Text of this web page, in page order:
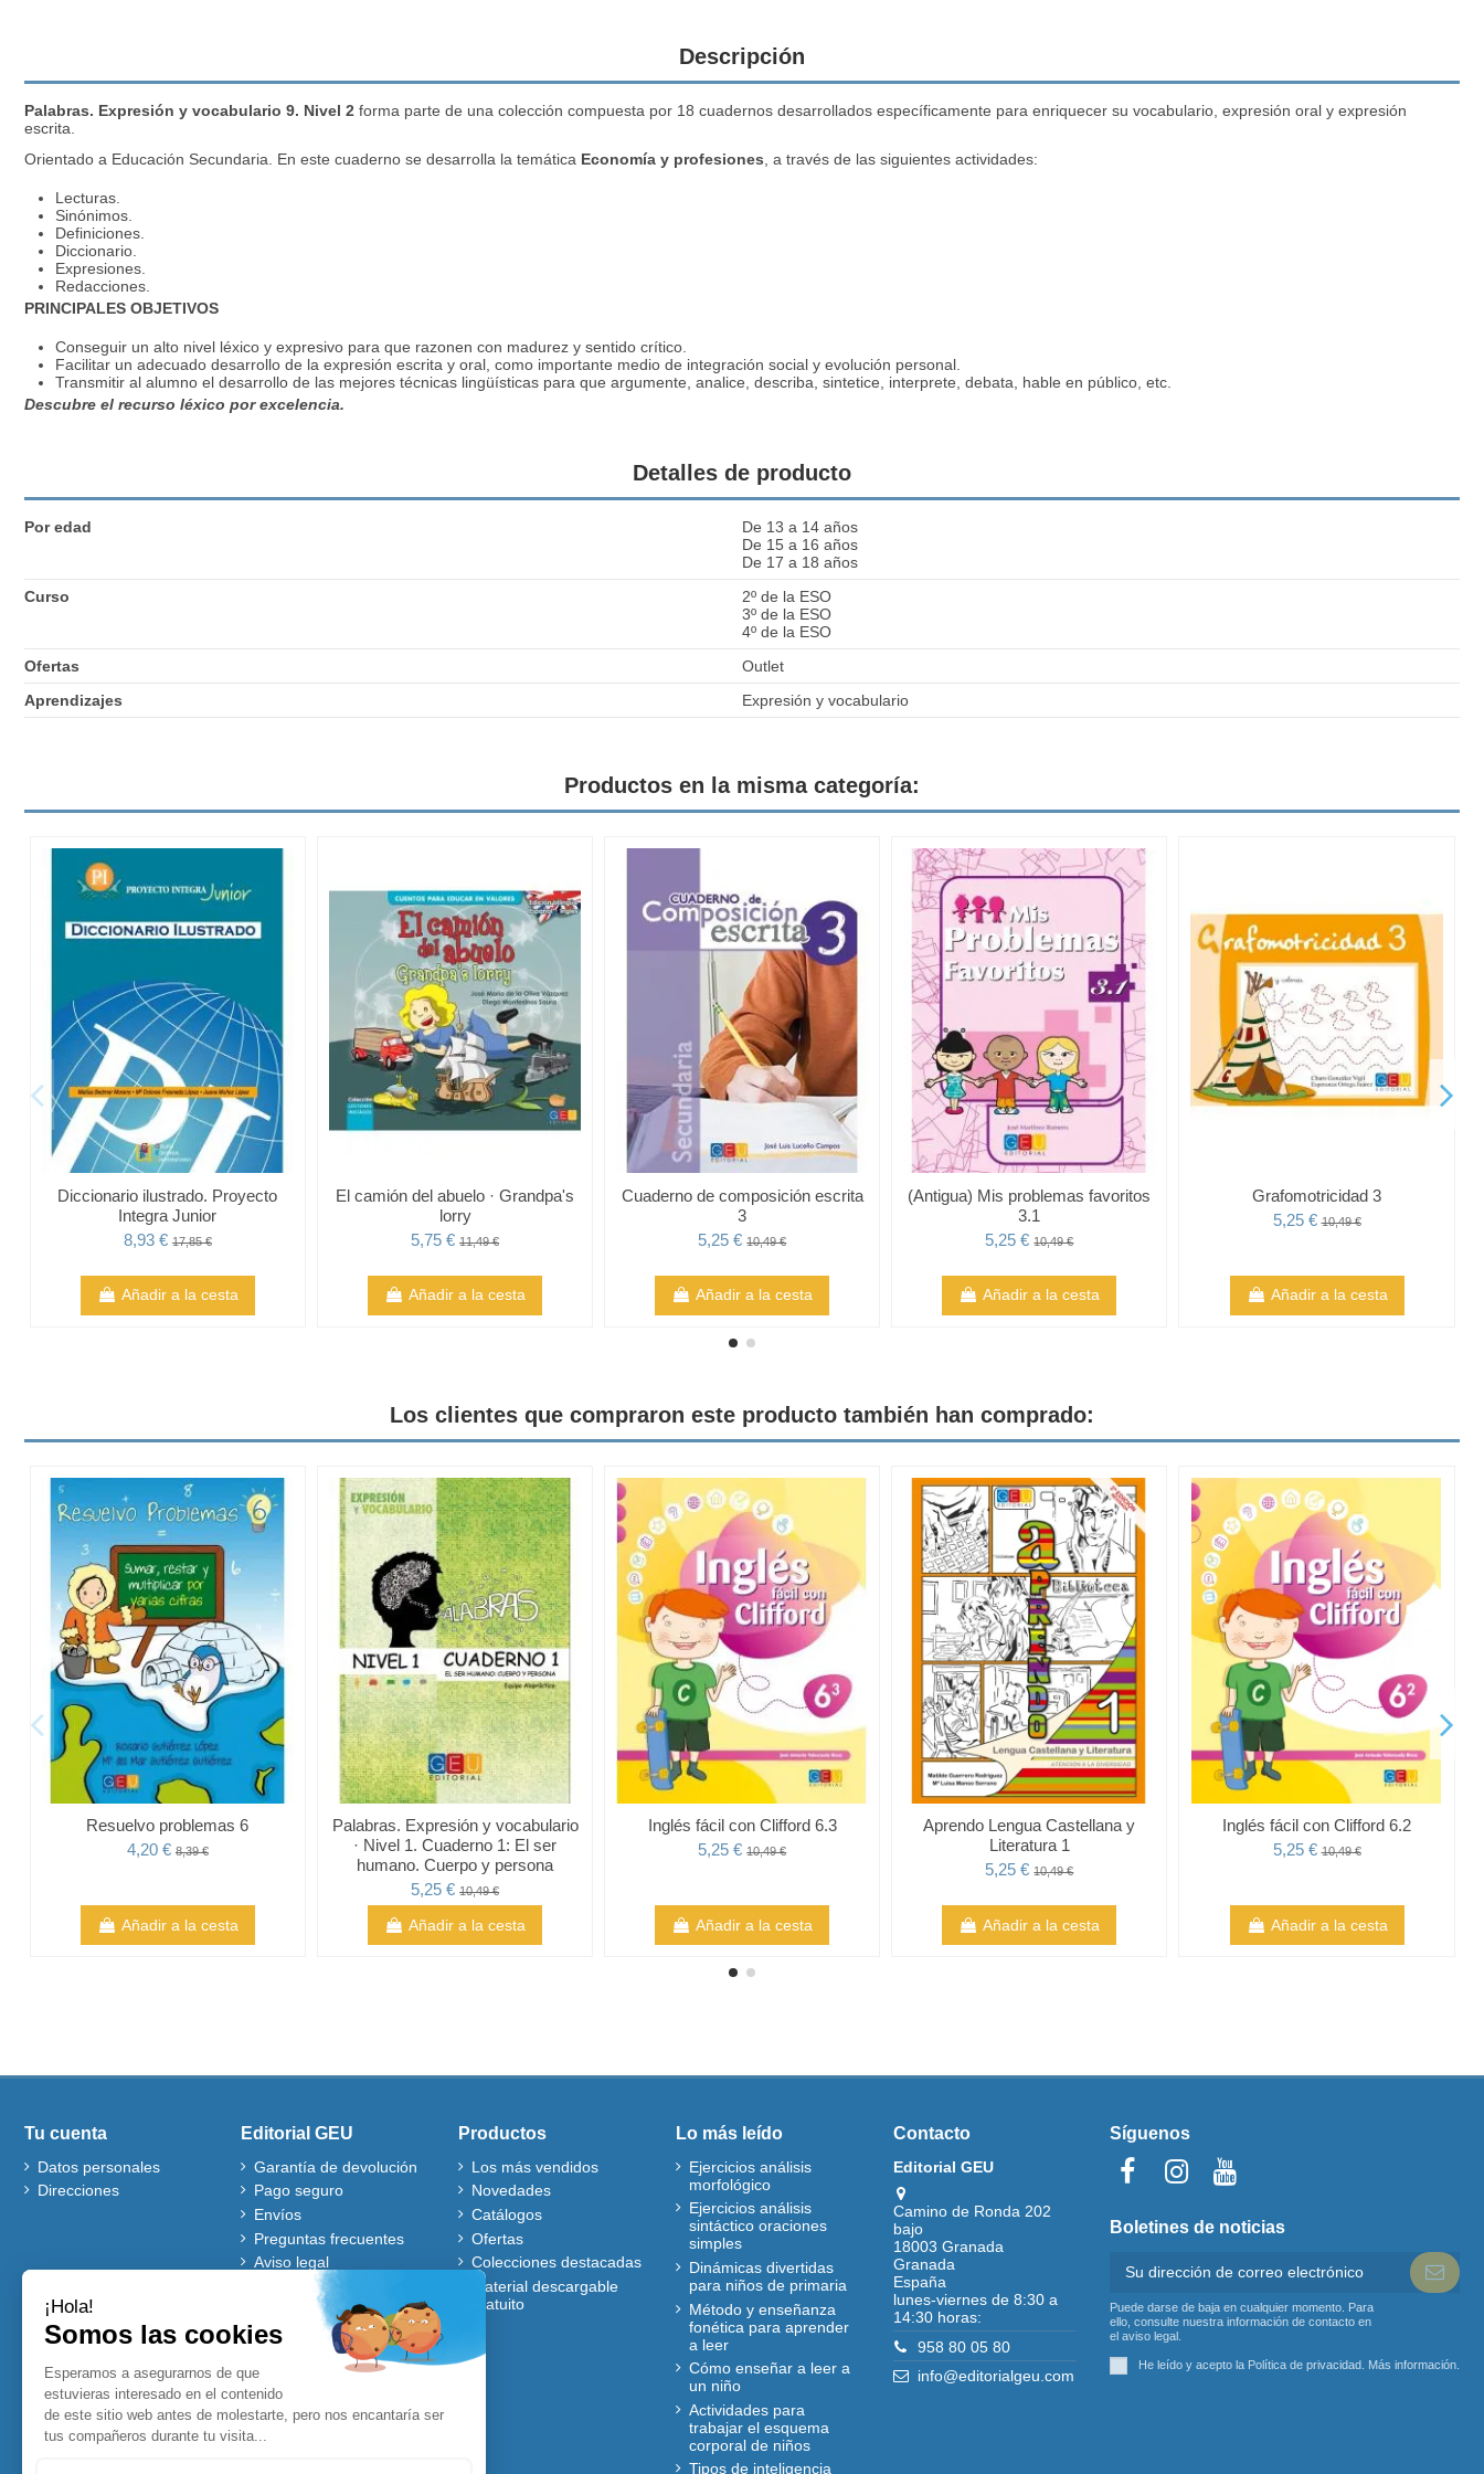
Descripción
Palabras. Expresión y vocabulario 9. Nivel 2forma parte de una colección compuesta por 18 cuadernos desarrollados específicamente para enriquecer su vocabulario, expresión oral y expresión
escrita.
Orientado a Educación Secundaria. En este cuaderno se desarrolla la temática Economía y profesiones , a través de las siguientes actividades:
Lecturas.
Sinónimos.
Definiciones.
Diccionario.
Expresiones.
Redacciones.
PRINCIPALES OBJETIVOS
Conseguir un alto nivel léxico y expresivopara que razonen con madurez y sentido crítico.
Facilitar un adecuado desarrollo de la expresión escrita y oral, como importante medio de integración social y evolución personal.
Transmitir al alumno el desarrollode las mejores técnicas lingüísticas para que argumente, analice, describa, sintetice, interprete, debata, hable en público, etc.
Descubre el recurso léxico por excelencia.
Detalles de producto
Por edad
De 13 a 14 años
De 15 a 16 años
De 17 a 18 años
Curso
2º de la ESO
3º de la ESO
4º de la ESO
Ofertas
Outlet
Aprendizajes
Expresión y vocabulario
Productos en la misma categoría:
Diccionario ilustrado. Proyecto
Integra Junior
8,93 € 17,85 €
Añadir a la cesta
El camión del abuelo · Grandpa's
lorry
5,75 € 11,49 €
Añadir a la cesta
Cuaderno de composición escrita
3
5,25 €10,49 €
Añadir a la cesta
(Antigua) Mis problemas favoritos
3.1
5,25 €10,49 €
Añadir a la cesta
Grafomotricidad 3
5,25 €10,49 €
Añadir a la cesta
Los clientes que compraron este producto también han comprado:
Resuelvo problemas 6
4,20 € 8,39 €
Añadir a la cesta
Palabras. Expresión y vocabulario
· Nivel 1. Cuaderno 1: El ser
humano. Cuerpo y persona
5,25 € 10,49 €
Añadir a la cesta
Inglés fácil con Clifford 6.3
5,25 €10,49 €
Añadir a la cesta
Aprendo Lengua Castellana y
Literatura 1
5,25 €10,49 €
Añadir a la cesta
Inglés fácil con Clifford 6.2
5,25 €10,49 €
Añadir a la cesta
Tu cuenta
Datos personales
Direcciones
Editorial GEU
Garantía de devolución
Pago seguro
Envíos
Preguntas frecuentes
Aviso legal
Quiénes somos
Política de cookies
Autores
Ventajas de comprar en
nuestra web
Cuentos Disney
Accesibles para Todos
Planificadores y
Productos
Los más vendidos
Novedades
Catálogos
Ofertas
Colecciones destacadas
Material descargable
gratuito
Lo más leído
Ejercicios análisis
morfológico
Ejercicios análisis
sintáctico oraciones
simples
Dinámicas divertidas
para niños de primaria
Método y enseñanza
fonética para aprender
a leer
Cómo enseñar a leer a
un niño
Actividades para
trabajar el esquema
corporal de niños
Tipos de inteligencia
Contacto
Editorial GEU
Camino de Ronda 202
bajo
18003 Granada
Granada
España
lunes-viernes de 8:30 a
14:30 horas:
958 80 05 80
info@editorialgeu.com
Síguenos
Boletines de noticias
Puede darse de baja en cualquier momento. Para
ello, consulte nuestra información de contacto en
el aviso legal.
He leído y acepto la Política de privacidad. Más información